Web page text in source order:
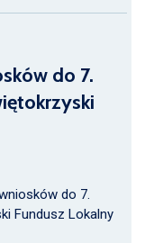
do 7.
do 7.
Fundusz Lokalny